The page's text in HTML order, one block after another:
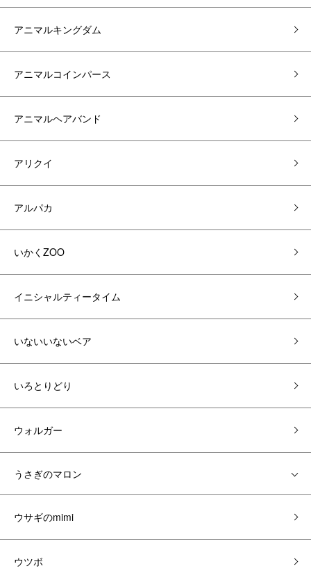
アニマルキングダム
アニマルコインパース
アニマルヘアバンド
アリクイ
アルパカ
いかくZOO
イニシャルティータイム
いないいないベア
いろとりどり
ウォルガー
うさぎのマロン
ウサギのmimi
ウツボ